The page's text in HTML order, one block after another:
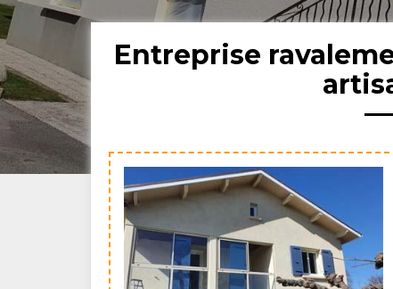
Entreprise